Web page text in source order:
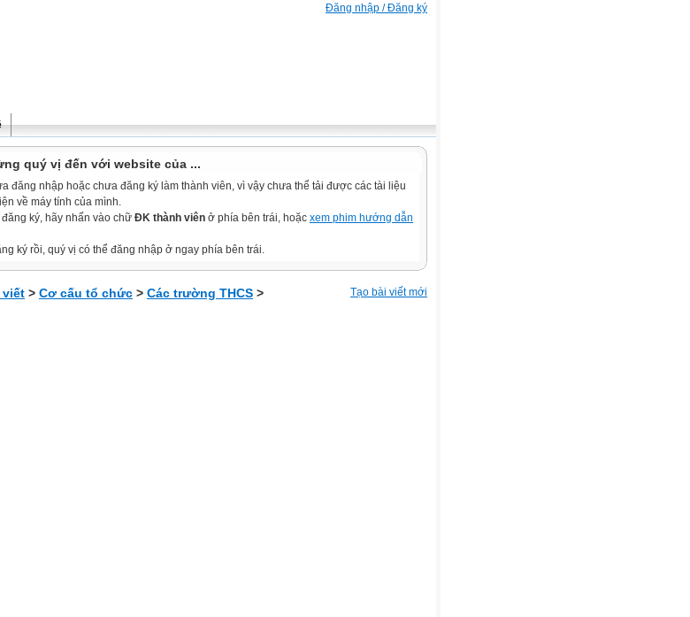
Đăng nhập / Đăng ký
quý vị đến với website của ...
đăng nhập hoặc chưa đăng ký làm thành viên, vì vậy chưa thể tải được các tài liệu
về máy tính của mình.
ký, hãy nhấn vào chữ ĐK thành viên ở phía bên trái, hoặc xem phim hướng dẫn
ký rồi, quý vị có thể đăng nhập ở ngay phía bên trái.
viết > Cơ cấu tổ chức > Các trường THCS > Tạo bài viết mới